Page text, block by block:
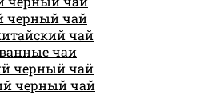
черный чай
чай
чаи
черный чай
черный чай